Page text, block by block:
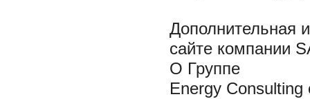
Дополнительная
сайте компании
О Группе
Energy Consulting